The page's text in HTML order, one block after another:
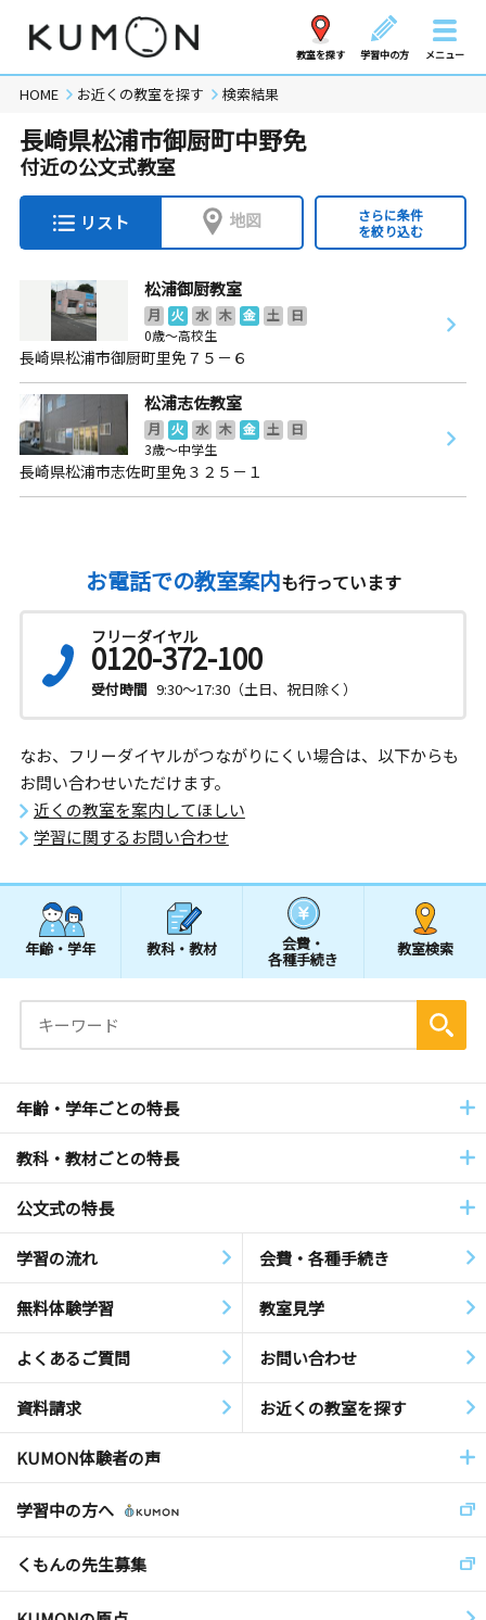
教室を探す 学習中の方 メニュー
HOME お近くの教室を探す 検索結果
長崎県松浦市御厨町中野免
付近の公文式教室
リスト 地図
さらに条件
を絞り込む
松浦御厨教室
月 火 水 木 金 土
日
0歳～高校生
長崎県松浦市御厨町里免７５－６
松浦志佐教室
月 火 水 木 金 土
日
3歳～中学生
長崎県松浦市志佐町里免３２５－１
お電話での教室案内も行っています
フリーダイヤル
0120-372-100
受付時間 9:30～17:30（土日、祝日除く）
なお、フリーダイヤルがつながりにくい場合は、以下からも
お問い合わせいただけます。
近くの教室を案内してほしい
学習に関するお問い合わせ
年齢・学年 教科・教材 会費・
各種手続き
教室検索
年齢・学年ごとの特長
教科・教材ごとの特長
公文式の特長
学習の流れ 会費・各種手続き
無料体験学習 教室見学
よくあるご質問 お問い合わせ
資料請求 お近くの教室を探す
KUMON体験者の声
学習中の方へ
くもんの先生募集